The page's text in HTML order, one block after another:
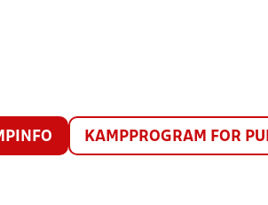
KAMPPROGRAM FOR